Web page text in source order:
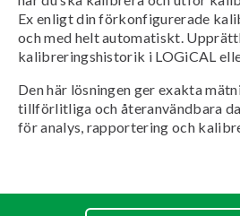
Ex enligt din förkonfigurerade
och med helt automatiskt.
kalibreringshistorik i LOGiCAL
Den här lösningen ger exakta
tillförlitliga och återanvändbara
för analys, rapportering och